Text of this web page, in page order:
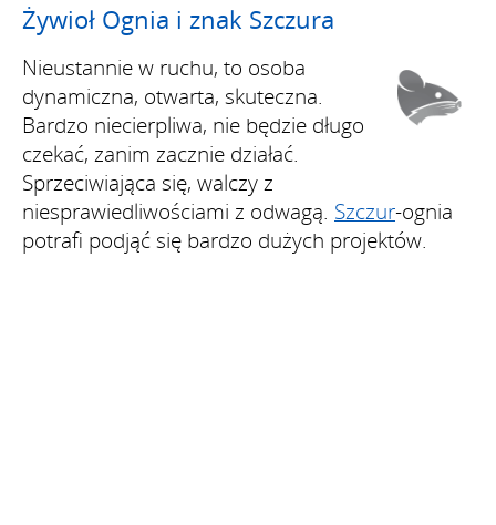
Żywioł Ognia i znak Szczura
Nieustannie w ruchu, to osoba
dynamiczna, otwarta, skuteczna.
Bardzo niecierpliwa, nie będzie długo
czekać, zanim zacznie działać.
Sprzeciwiająca się, walczy z
niesprawiedliwościami z odwagą. Szczur-ognia
potrafi podjąć się bardzo dużych projektów.